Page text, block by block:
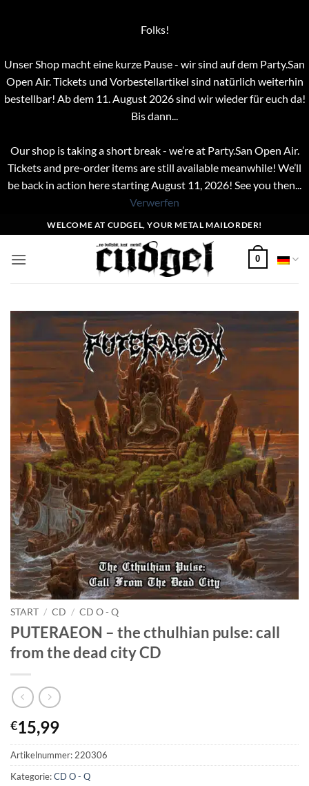
Folks!
Unser Shop macht eine kurze Pause - wir sind auf dem Party.San
Open Air. Tickets und Vorbestellartikel sind natürlich weiterhin
bestellbar! Ab dem 11. August 2026 sind wir wieder für euch da!
Bis dann...
Our shop is taking a short break - we’re at Party.San Open Air.
Tickets and pre-order items are still available meanwhile! We’ll
be back in action here starting August 11, 2026! See you then...
Verwerfen
Inhalt
springen
WELCOME AT CUDGEL, YOUR METAL MAILORDER!
0
START / CD / CD O - Q
PUTERAEON – the cthulhian pulse: call
from the dead city CD
€15,99
Artikelnummer:220306
Kategorie:CD O - Q